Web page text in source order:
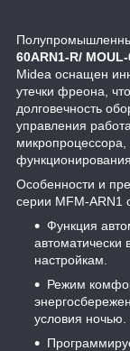
60ARN1-R/
Midea оснащен
утечки фреона,
долговечность
управления
микропроцессора,
Особенности и
серии MFM-ARN1
Функция
настройкам.
Режим
условия ночью.